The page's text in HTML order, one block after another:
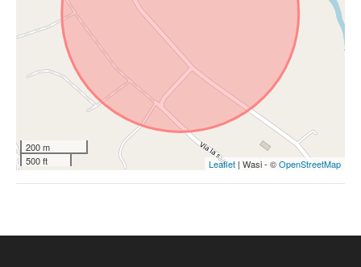
200 m
500 ft
Leaflet | Wasi - ©OpenStreetMap